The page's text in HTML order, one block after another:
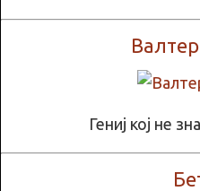
Гениј кој не